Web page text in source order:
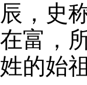
辰，史
在富，
姓的始祖